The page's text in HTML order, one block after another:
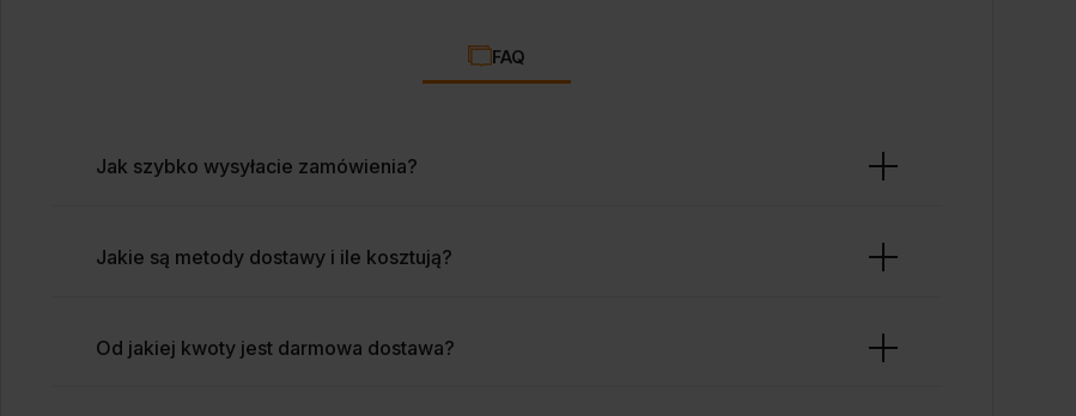
FAQ
Jak szybko wysyłacie zamówienia?
Jakie są metody dostawy i ile kosztują?
Od jakiej kwoty jest darmowa dostawa?